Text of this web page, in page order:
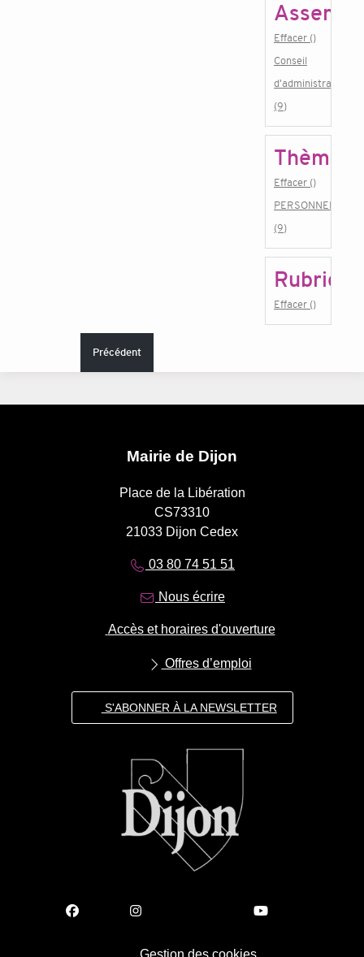
Effacer ()
Conseil
d'administration
(9)
Thème
Effacer ()
PERSONNEL
(9)
Rubrique
Effacer ()
Précédent
Mairie de Dijon
Place de la Libération
CS73310
21033 Dijon Cedex
03 80 74 51 51
Nous écrire
Accès et horaires d'ouverture
Offres d’emploi
S'ABONNER À LA NEWSLETTER
Gestion des cookies